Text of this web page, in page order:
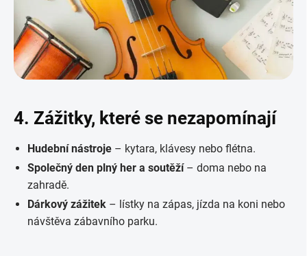
4. Zážitky, které se nezapomínají
Hudební nástroje – kytara, klávesy nebo flétna.
Společný den plný her a soutěží– doma nebo na
zahradě.
Dárkový zážitek – lístky na zápas, jízda na koni nebo
návštěva zábavního parku.